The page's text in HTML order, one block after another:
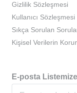
Gizlilik Sözleşmesi
Kullanıcı Sözleşmesi
Sıkça Sorulan
Kişisel Verilerin
E-posta